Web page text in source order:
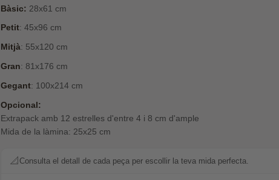
Bàsic: 28x61 cm
Petit: 45x96 cm
Mitjà: 55x120 cm
Gran: 81x176 cm
Gegant: 100x214 cm
Opcional:
Extrapack amb 12 estrelles d'entre 4 i 8 cm d'ample
Mida de la làmina: 25x25 cm
📐 Consulta el detall de cada peça per escollir la teva mida perfecta.